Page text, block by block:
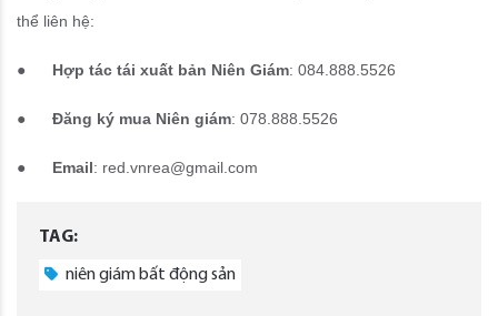
thể liên hệ:
● Hợp tác tái xuất bản Niên Giám: 084.888.5526
● Đăng ký mua Niên giám: 078.888.5526
● Email: red.vnrea@gmail.com
TAG:
niên giám bất động sản